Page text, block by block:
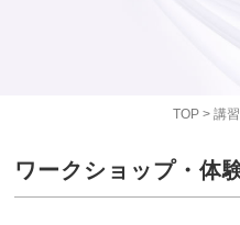
TOP> 講
ワークショップ・体